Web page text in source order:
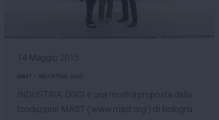
14 Maggio 2015
MAST – INDUSTRIA, OGGI
INDUSTRIA, OGGI è una mostra proposta dalla
fondazione MAST ( www.mast.org ) di Bologna